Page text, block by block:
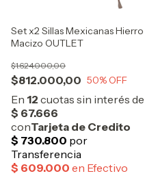
Set x2 Sillas Mexicanas Hierro
Macizo OUTLET
$812.000,00
$1.624.000,00
50% OFF